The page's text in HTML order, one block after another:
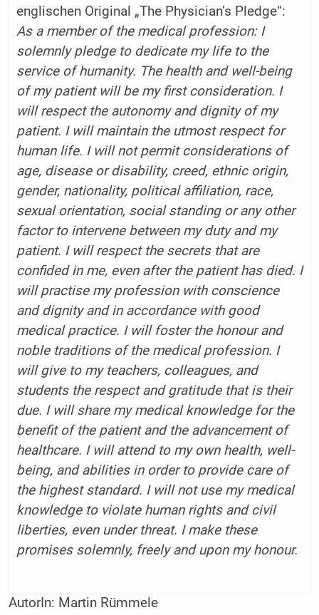
englischen Original „The Physician’s Pledge“:
As a member of the medical profession: I
solemnly pledge to dedicate my life to the
service of humanity. The health and well-being
of my patient will be my first consideration. I
will respect the autonomy and dignity of my
patient. I will maintain the utmost respect for
human life. I will not permit considerations of
age, disease or disability, creed, ethnic origin,
gender, nationality, political affiliation, race,
sexual orientation, social standing or any other
factor to intervene between my duty and my
patient. I will respect the secrets that are
confided in me, even after the patient has died. I
will practise my profession with conscience
and dignity and in accordance with good
medical practice. I will foster the honour and
noble traditions of the medical profession. I
will give to my teachers, colleagues, and
students the respect and gratitude that is their
due. I will share my medical knowledge for the
benefit of the patient and the advancement of
healthcare. I will attend to my own health, well-
being, and abilities in order to provide care of
the highest standard. I will not use my medical
knowledge to violate human rights and civil
liberties, even under threat. I make these
promises solemnly, freely and upon my honour.
AutorIn: Martin Rümmele